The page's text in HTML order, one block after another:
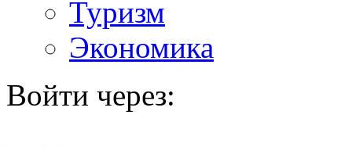
Туризм
Экономика
Войти через: